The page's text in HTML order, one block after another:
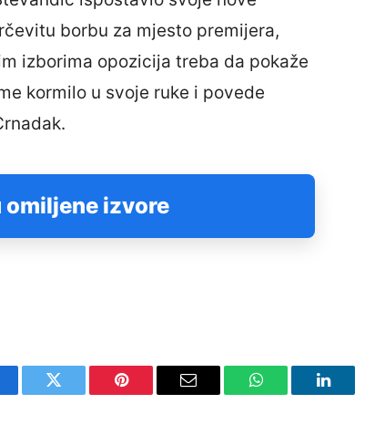
borbu za mjesto premijera,
izborima opozicija treba da pokaže
kormilo u svoje ruke i povede
omiljene izvore
Twitter Pinterest Email WhatsAppLinkedIn